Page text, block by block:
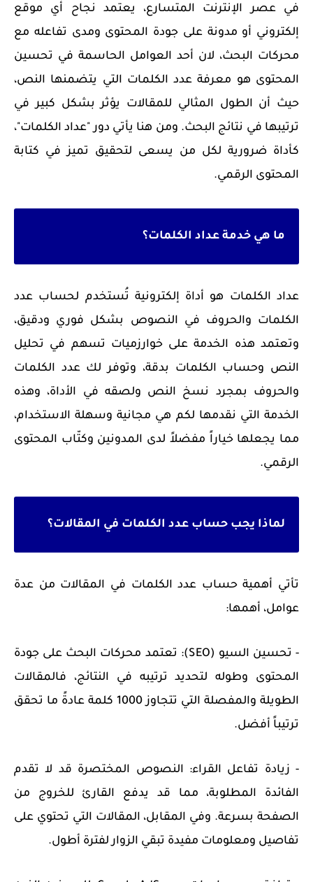
في عصر الإنترنت المتسارع، يعتمد نجاح أي موقع
إلكتروني أو مدونة على جودة المحتوى ومدى تفاعله مع
محركات البحث، لان أحد العوامل الحاسمة في تحسين
المحتوى هو معرفة عدد الكلمات التي يتضمنها النص،
حيث أن الطول المثالي للمقالات يؤثر بشكل كبير في
ترتيبها في نتائج البحث. ومن هنا يأتي دور "عداد الكلمات"،
كأداة ضرورية لكل من يسعى لتحقيق تميز في كتابة
المحتوى الرقمي.
ما هي خدمة عداد الكلمات؟
عداد الكلمات هو أداة إلكترونية تُستخدم لحساب عدد
الكلمات والحروف في النصوص بشكل فوري ودقيق،
وتعتمد هذه الخدمة على خوارزميات تسهم في تحليل
النص وحساب الكلمات بدقة، وتوفر لك عدد الكلمات
والحروف بمجرد نسخ النص ولصقه في الأداة، وهذه
الخدمة التي نقدمها لكم هي مجانية وسهلة الاستخدام،
مما يجعلها خياراً مفضلاً لدى المدونين وكتّاب المحتوى
الرقمي.
لماذا يجب حساب عدد الكلمات في المقالات؟
تأتي أهمية حساب عدد الكلمات في المقالات من عدة
عوامل، أهمها:
- تحسين السيو (SEO): تعتمد محركات البحث على جودة
المحتوى وطوله لتحديد ترتيبه في النتائج، فالمقالات
الطويلة والمفصلة التي تتجاوز 1000 كلمة عادةً ما تحقق
ترتيباً أفضل.
- زيادة تفاعل القراء: النصوص المختصرة قد لا تقدم
الفائدة المطلوبة، مما قد يدفع القارئ للخروج من
الصفحة بسرعة. وفي المقابل، المقالات التي تحتوي على
تفاصيل ومعلومات مفيدة تبقي الزوار لفترة أطول.